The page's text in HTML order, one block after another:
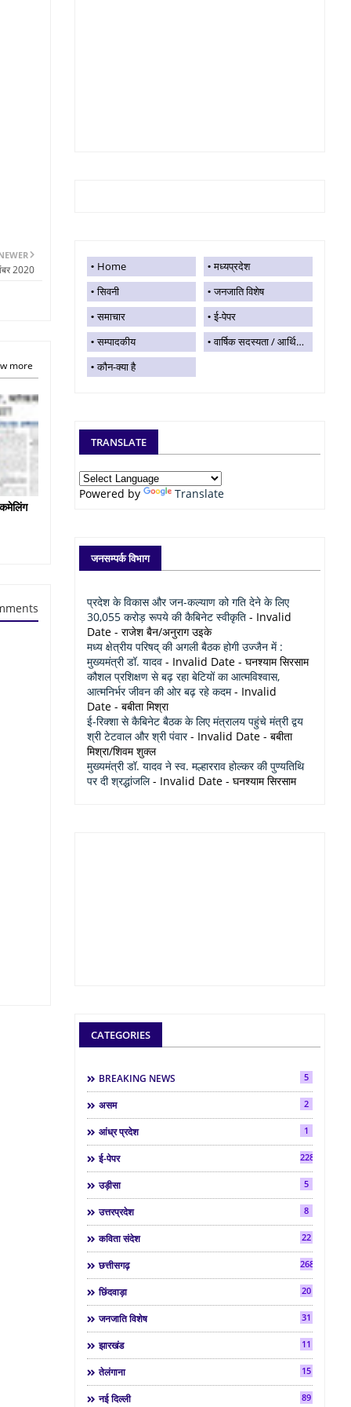
2020
more
Home
मध्यप्रदेश
सिवनी
जनजाति विशेष
समाचार
ई-पेपर
सम्पादकीय
वार्षिक सदस्यता / आर्थिक सहयोग
कौन-क्या है
TRANSLATE
Powered by Translate
जनसम्पर्क विभाग
प्रदेश के विकास और जन-कल्याण को गति देने के लिए
30,055 करोड़ रूपये की कैबिनेट स्वीकृति - Invalid
Date - राजेश बैन/अनुराग उइके
मध्य क्षेत्रीय परिषद् की अगली बैठक होगी उज्जैन में :
मुख्यमंत्री डॉ. यादव - Invalid Date - घनश्याम सिरसाम
कौशल प्रशिक्षण से बढ़ रहा बेटियों का आत्मविश्वास,
आत्मनिर्भर जीवन की ओर बढ़ रहे कदम- Invalid
Date - बबीता मिश्रा
ई-रिक्शा से कैबिनेट बैठक के लिए मंत्रालय पहुंचे मंत्री द्वय
श्री टेटवाल और श्री पंवार- Invalid Date - बबीता
मिश्रा/शिवम शुक्ल
मुख्यमंत्री डॉ. यादव ने स्व. मल्हारराव होल्कर की पुण्यतिथि
पर दी श्रद्धांजलि- Invalid Date - घनश्याम सिरसाम
CATEGORIES
BREAKING NEWS 5
असम 2
आंध्र प्रदेश 1
ई-पेपर 2286
उड़ीसा 5
उत्तरप्रदेश 8
कविता संदेश 22
छत्तीसगढ़ 268
छिंदवाड़ा 20
जनजाति विशेष 31
झारखंड 11
तेलंगाना 15
नई दिल्ली 89